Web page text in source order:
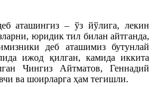
аташингиз – ўз йўлига, лекин
юридик тил билан айтганда,
деб аташимиз бутунлай
ижод қилган, камида иккита
Чингиз Айтматов, Геннадий
ва шоирларга ҳам тегишли.